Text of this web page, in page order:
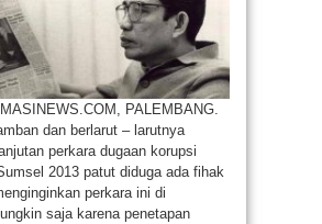
PALEMBANG.
dan berlarut – larutnya
perkara dugaan korupsi
2013 patut diduga ada fihak
perkara ini di
saja karena penetapan